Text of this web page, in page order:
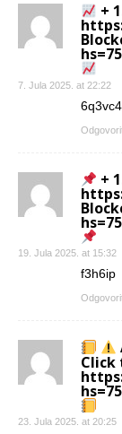
+
7. Jula 2025. at 22:22
6q3vc4
+
19. Jula 2025. at 15:32
f3h6ip
Click
23. Jula 2025. at 20:25